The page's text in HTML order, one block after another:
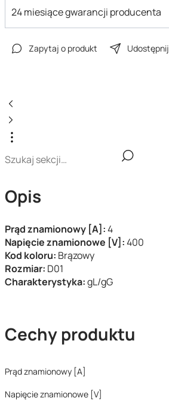
24 miesiące gwarancji producenta
Zapytaj o produkt Udostępnij
Opis
Prąd znamionowy [A]:4
Napięcie znamionowe [V]:400
Kod koloru: Brązowy
Rozmiar: D01
Charakterystyka:gL/gG
Cechy produktu
Prąd znamionowy [A]
Napięcie znamionowe [V]